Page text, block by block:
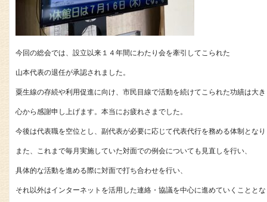
今回の総会では、設立以来１４年間にわたり会を牽引してこられた
山本代表の退任が承認されました。
粟生線の存続や利用促進に向け、市民目線で活動を続けてこられた功績は大
心から感謝申し上げます。本当にお疲れさまでした。
今後は代表職を空位とし、副代表が必要に応じて代表代行を務める体制とな
また、これまで毎月実施していた対面での例会についても見直しを行い、
具体的な活動を進める際に対面で打ち合わせを行い、
それ以外はインターネットを活用した連絡・協議を中心に進めていくことと